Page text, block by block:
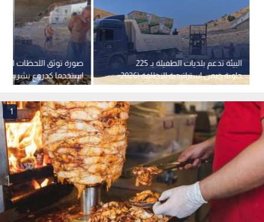
صورة توثق اللحظات
استخدما كدروع بشرية
بغزة
البيئة تدعم بلديات الطفيلة بـ 225
حاوية ضمن استراتيجية النظافة (2026-
2027)
1